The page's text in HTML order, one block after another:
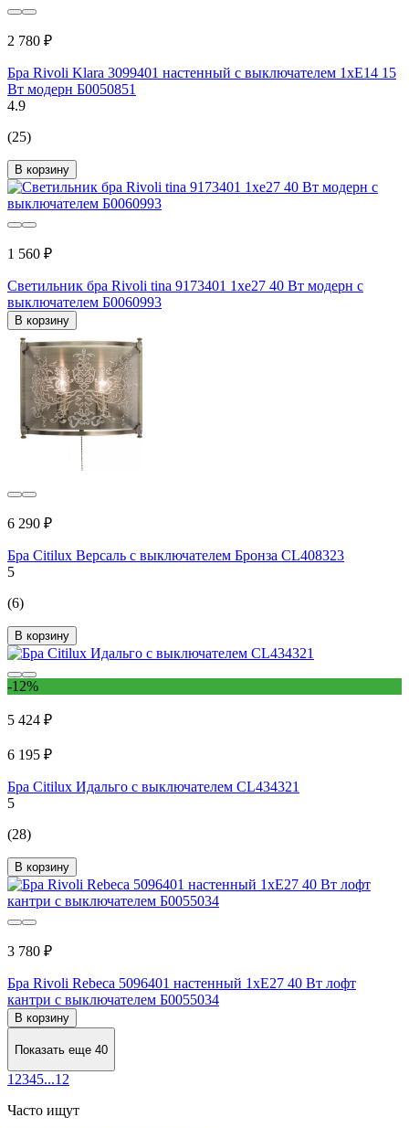
2 780 ₽
Бра Rivoli Klara 3099401 настенный с выключателем 1хЕ14 15
Вт модерн Б0050851
4.9
(25)
В корзину
1 560 ₽
Светильник бра Rivoli tina 9173401 1хе27 40 Вт модерн с
выключателем Б0060993
В корзину
6 290 ₽
Бра Citilux Версаль с выключателем Бронза CL408323
5
(6)
В корзину
-12%
5 424 ₽
6 195 ₽
Бра Citilux Идальго с выключателем CL434321
5
(28)
В корзину
3 780 ₽
Бра Rivoli Rebeca 5096401 настенный 1xЕ27 40 Вт лофт
кантри с выключателем Б0055034
В корзину
Показать еще 40
1 2345...12
Часто ищут